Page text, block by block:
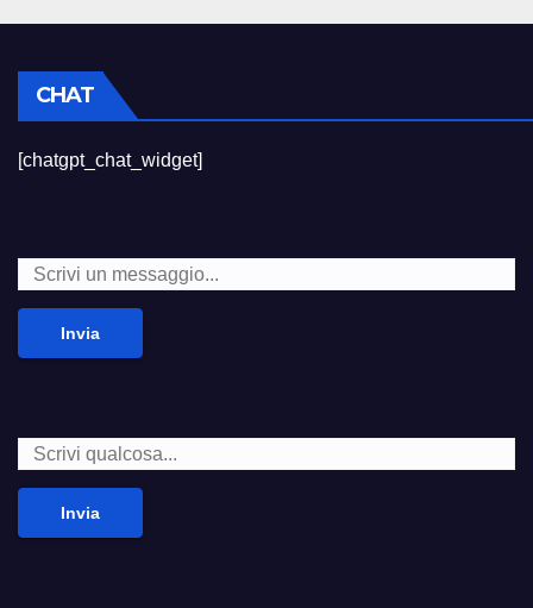
CHAT
[chatgpt_chat_widget]
Invia
Invia